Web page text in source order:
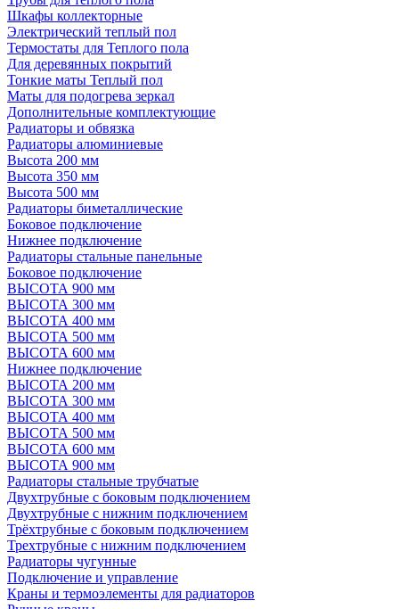
Шкафы коллекторные
Электрический теплый пол
Термостаты для Теплого пола
Для деревянных покрытий
Тонкие маты Теплый пол
Маты для подогрева зеркал
Дополнительные комплектующие
Радиаторы и обвязка
Радиаторы алюминиевые
Высота 200 мм
Высота 350 мм
Высота 500 мм
Радиаторы биметаллические
Боковое подключение
Нижнее подключение
Радиаторы стальные панельные
Боковое подключение
ВЫСОТА 900 мм
ВЫСОТА 300 мм
ВЫСОТА 400 мм
ВЫСОТА 500 мм
ВЫСОТА 600 мм
Нижнее подключение
ВЫСОТА 200 мм
ВЫСОТА 300 мм
ВЫСОТА 400 мм
ВЫСОТА 500 мм
ВЫСОТА 600 мм
ВЫСОТА 900 мм
Радиаторы стальные трубчатые
Двухтрубные с боковым подключением
Двухтрубные с нижним подключением
Трёхтрубные с боковым подключением
Трехтрубные с нижним подключением
Радиаторы чугунные
Подключение и управление
Краны и термоэлементы для радиаторов